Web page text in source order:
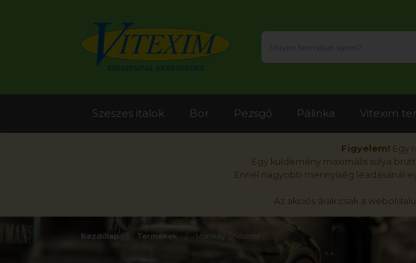
Figyelem! Egy
Egy küldemény maximális súlya
Ennél nagyobb mennyiség leadásánál
Az akciós árak csak a
Szeszes italok Bor Pezsgő Pálinka Vitexim
Kezdőlap Termékek Monkey Shoulder